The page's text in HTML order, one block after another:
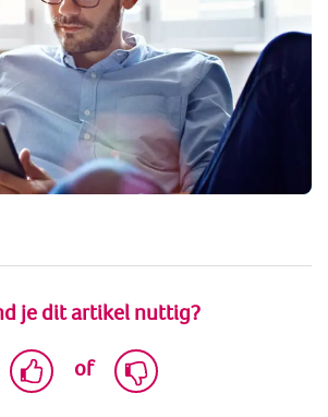
je dit artikel nuttig?
of